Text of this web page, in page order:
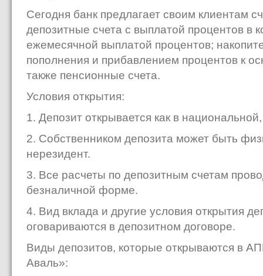
Сегодня банк предлагает своим клиентам
депозитные счета с выплатой процентов в
ежемесячной выплатой процентов;
пополнения и прибавлением процентов к
также пенсионные счета.
Условия открытия:
1. Депозит открывается как в
2. Собственником депозита может быть
нерезидент.
3. Все расчеты по депозитным счетам
безналичной форме.
4. Вид вклада и другие условия открытия
оговариваются в депозитном договоре.
Виды депозитов, которые открываются в
Аваль»: